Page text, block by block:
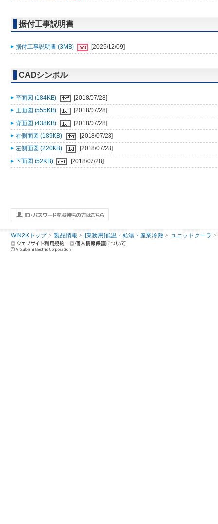
据付工事説明書
据付工事説明書 (3MB) [2025/12/09]
CADシンボル
平面図 (184KB)
[2018/07/28]
正面図 (555KB)
[2018/07/28]
背面図 (438KB)
[2018/07/28]
右側面図 (189KB)
[2018/07/28]
左側面図 (220KB)
[2018/07/28]
下面図 (52KB)
[2018/07/28]
WIN2Kトップ 製品情報 [業務用]低温・給湯・産業冷熱 ユニットクーラ